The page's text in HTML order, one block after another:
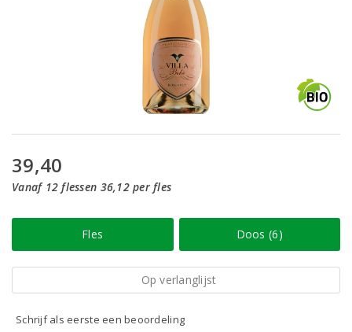
39,40
Vanaf 12 flessen 36,12 per fles
Fles Doos (6)
Op verlanglijst
Schrijf als eerste een beoordeling